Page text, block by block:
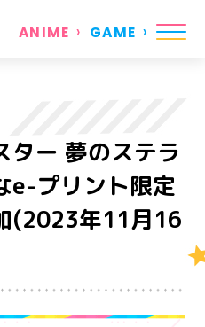
ANIME GAME
ター 夢のステラ
e-プリント限定
(2023年11月16